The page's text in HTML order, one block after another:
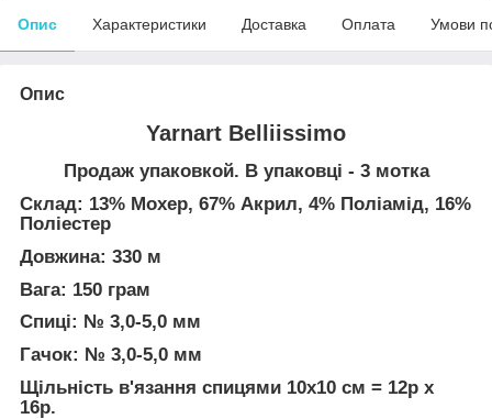
Опис Характеристики Доставка Оплата Умови
Опис
Yarnart Belliissimo
Продаж упаковкой. В упаковці - 3 мотка
Склад: 13% Мохер, 67% Акрил, 4% Поліамід, 16%
Поліестер
Довжина: 330 м
Вага: 150 грам
Спиці: № 3,0-5,0 мм
Гачок: № 3,0-5,0 мм
Щільність в'язання спицями 10х10 см = 12p х
16р.